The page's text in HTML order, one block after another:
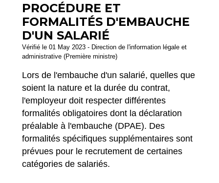
PROCÉDURE ET
FORMALITÉS D'EMBAUCHE
D'UN SALARIÉ
Vérifié le 01 May 2023 - Direction de l'information légale et
administrative (Première ministre)
Lors de l'embauche d'un salarié, quelles que
soient la nature et la durée du contrat,
l'employeur doit respecter différentes
formalités obligatoires dont la déclaration
préalable à l'embauche (DPAE). Des
formalités spécifiques supplémentaires sont
prévues pour le recrutement de certaines
catégories de salariés.